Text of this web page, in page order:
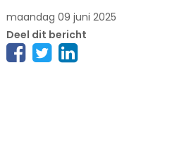
maandag 09 juni 2025
Deel dit bericht